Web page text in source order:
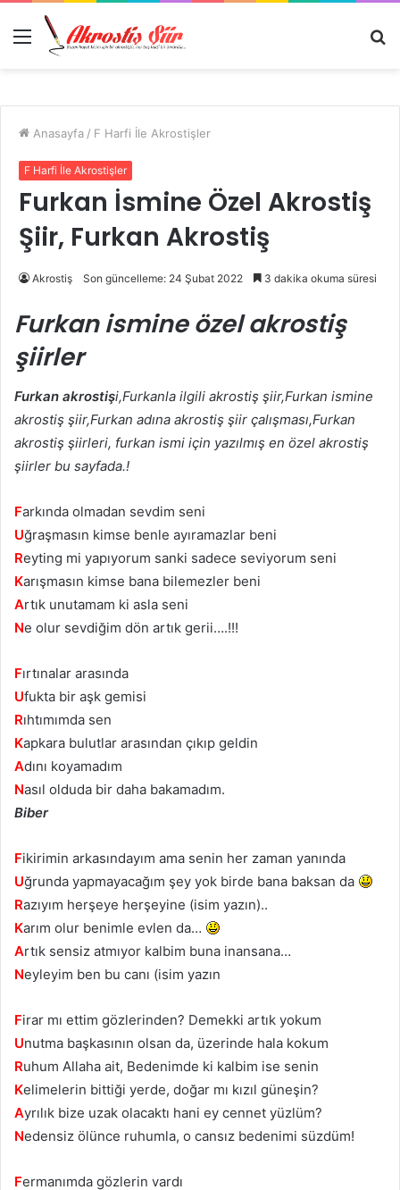
Menü
Anasayfa / F Harfi İle Akrostişler
F Harfi İle Akrostişler
Furkan İsmine Özel Akrostiş
Şiir, Furkan Akrostiş
Akrostiş Son güncelleme: 24 Şubat 2022 3 dakika okuma süresi
Furkan ismine özel akrostiş
şiirler
Furkan akrostişi,Furkanla ilgili akrostiş şiir,Furkan ismine
akrostiş şiir,Furkan adına akrostiş şiir çalışması,Furkan
akrostiş şiirleri, furkan ismi için yazılmış en özel akrostiş
şiirler bu sayfada.!
Farkında olmadan sevdim seni
Uğraşmasın kimse benle ayıramazlar beni
Reyting mi yapıyorum sanki sadece seviyorum seni
Karışmasın kimse bana bilemezler beni
Artık unutamam ki asla seni
Ne olur sevdiğim dön artık gerii….!!!
Fırtınalar arasında
Ufukta bir aşk gemisi
Rıhtımımda sen
Kapkara bulutlar arasından çıkıp geldin
Adını koyamadım
Nasıl olduda bir daha bakamadım.
Biber
Fikirimin arkasındayım ama senin her zaman yanında
Uğrunda yapmayacağım şey yok birde bana baksan da
Razıyım herşeye herşeyine (isim yazın)..
Karım olur benimle evlen da…
Artık sensiz atmıyor kalbim buna inansana…
Neyleyim ben bu canı (isim yazın
Firar mı ettim gözlerinden? Demekki artık yokum
Unutma başkasının olsan da, üzerinde hala kokum
Ruhum Allaha ait, Bedenimde ki kalbim ise senin
Kelimelerin bittiği yerde, doğar mı kızıl güneşin?
Ayrılık bize uzak olacaktı hani ey cennet yüzlüm?
Nedensiz ölünce ruhumla, o cansız bedenimi süzdüm!
Fermanımda gözlerin vardı